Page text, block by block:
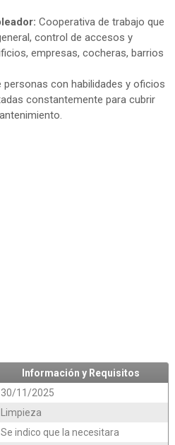
Cooperativa de trabajo que
control de accesos y
empresas, cocheras, barrios
personas con habilidades y oficios
constantemente para cubrir
Información y Requisitos
30/11/2025
Limpieza
Se indico que la necesitara